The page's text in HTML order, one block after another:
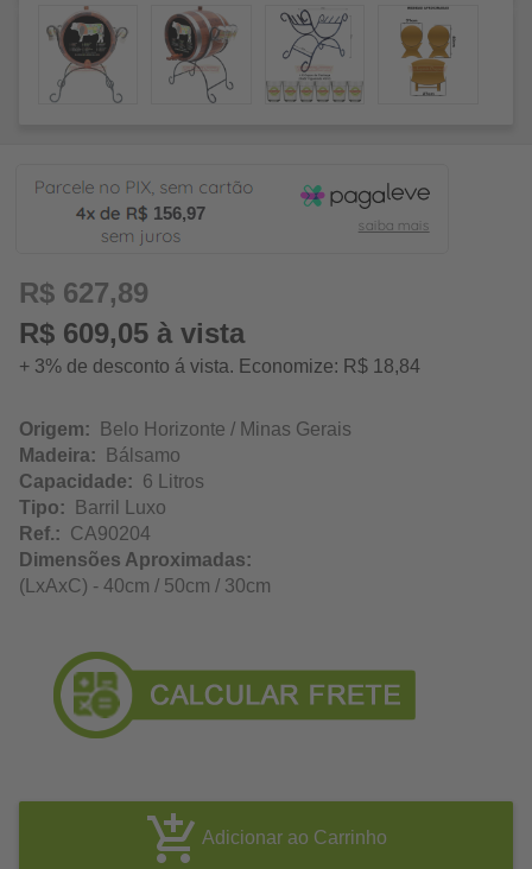
156,97
R$ 627,89
R$ 609,05 à vista
+ 3% de desconto á vista. Economize: R$ 18,84
Origem: Belo Horizonte / Minas Gerais
Madeira: Bálsamo
Capacidade: 6 Litros
Tipo: Barril Luxo
Ref.: CA90204
Dimensões Aproximadas:
(LxAxC) - 40cm / 50cm / 30cm
Adicionar ao Carrinho